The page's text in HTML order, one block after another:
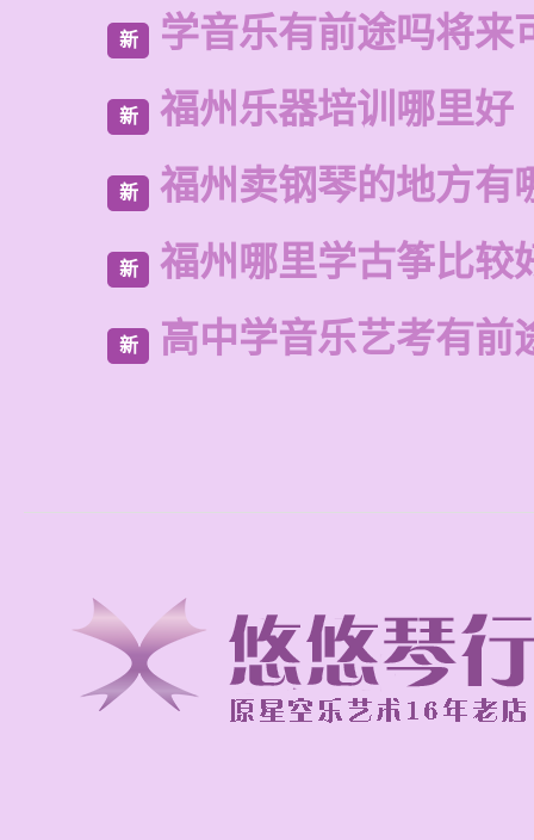
新 学音乐有前途吗将来
新 福州乐器培训哪里好
新 福州卖钢琴的地方有
新 福州哪里学古筝比较
新 高中学音乐艺考有前